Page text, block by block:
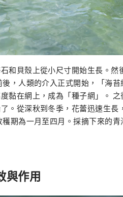
和貝殼上從小尺寸開始生長。然
，人類的介入正式開始，「海
黏在網上，成為「種子網」。
。從深秋到冬季，花蕾迅速生長
期為一月至四月。採摘下來的
與作用